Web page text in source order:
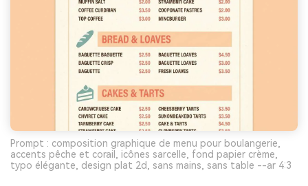
Prompt : composition graphique de menu pour boulangerie,
accents pêche et corail, icônes sarcelle, fond papier crème,
typo élégante, design plat 2d, sans mains, sans table --ar 4:3